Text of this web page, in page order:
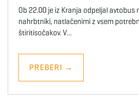
Ob 22.00 je iz Kranja odpeljal avtobus
nahrbtniki, natlačenimi z vsem
štiritisočakov. V…
PREBERI →